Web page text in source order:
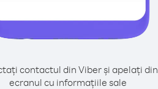
contactul din Viber și apelați din
ecranul cu informațiile sale